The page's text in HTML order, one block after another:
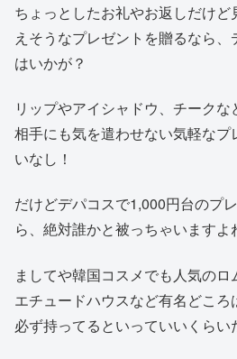
ちょっとしたお礼やお返しだけ
えそうなプレゼントを贈るなら
はいかが？
リップやアイシャドウ、チーク
相手にも気を遣わせない気軽な
いなし！
だけどデパコスで1,000円台のプ
ら、絶対誰かと被っちゃいますよ
ましてや韓国コスメでも人気のロ
エチュードハウスなど有名どこ
必ず持ってるといっていいくらい